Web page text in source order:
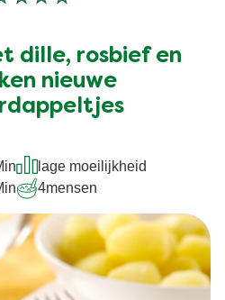
Geen
voor
deze
dille, rosbief en
nieuwe
lage moeilijkheid
4mensen